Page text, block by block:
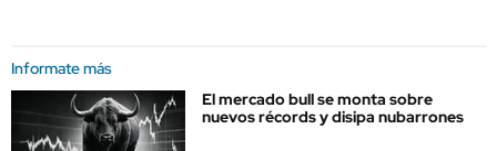
Informate más
El mercado bull se monta sobre
nuevos récords y disipa nubarrones